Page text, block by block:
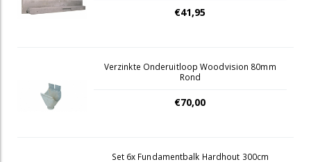
€41,95
Verzinkte Onderuitloop Woodvision 80mm
Rond
€70,00
Set 6x Fundamentbalk Hardhout 300cm